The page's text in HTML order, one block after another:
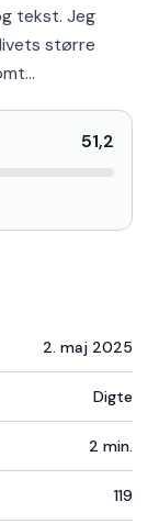
tekst. Jeg
større
51,2
2. maj 2025
Digte
2 min.
119